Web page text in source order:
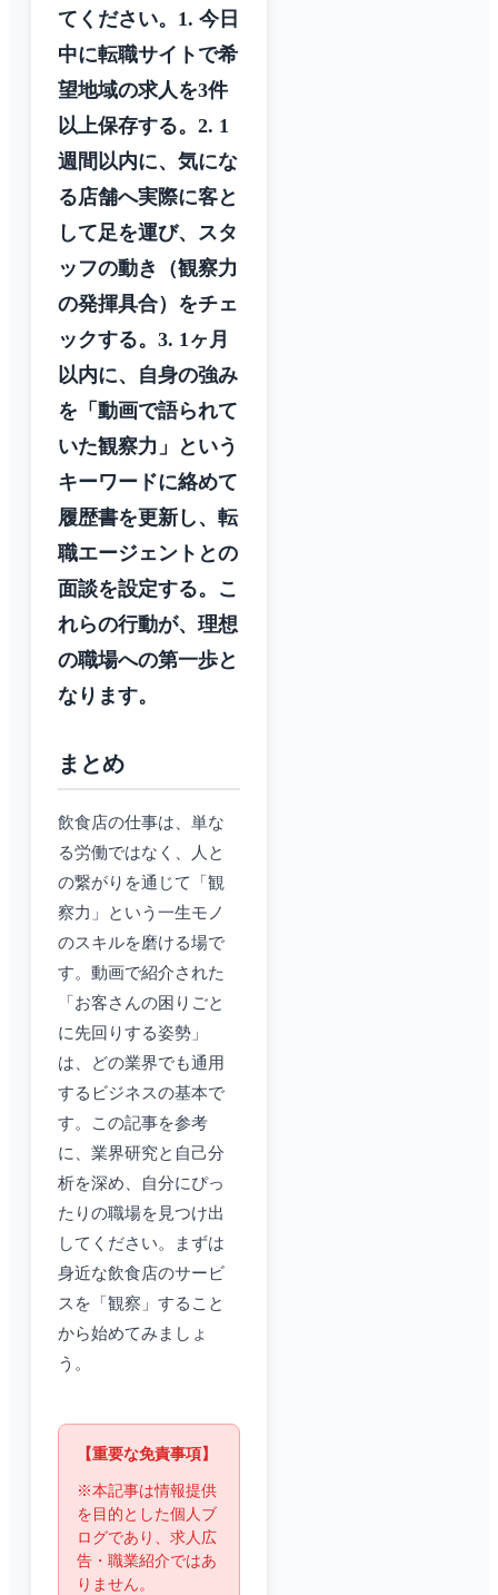
てください。1. 今日
中に転職サイトで希
望地域の求人を3件
以上保存する。2. 1
週間以内に、気にな
る店舗へ実際に客と
して足を運び、スタ
ッフの動き（観察力
の発揮具合）をチェ
ックする。3. 1ヶ月
以内に、自身の強み
を「動画で語られて
いた観察力」という
キーワードに絡めて
履歴書を更新し、転
職エージェントとの
面談を設定する。こ
れらの行動が、理想
の職場への第一歩と
なります。
まとめ
飲食店の仕事は、単な
る労働ではなく、人と
の繋がりを通じて「観
察力」という一生モノ
のスキルを磨ける場で
す。動画で紹介された
「お客さんの困りごと
に先回りする姿勢」
は、どの業界でも通用
するビジネスの基本で
す。この記事を参考
に、業界研究と自己分
析を深め、自分にぴっ
たりの職場を見つけ出
してください。まずは
身近な飲食店のサービ
スを「観察」すること
から始めてみましょ
う。
【重要な免責事項】
※本記事は情報提供
を目的とした個人ブ
ログであり、求人広
告・職業紹介ではあ
りません。